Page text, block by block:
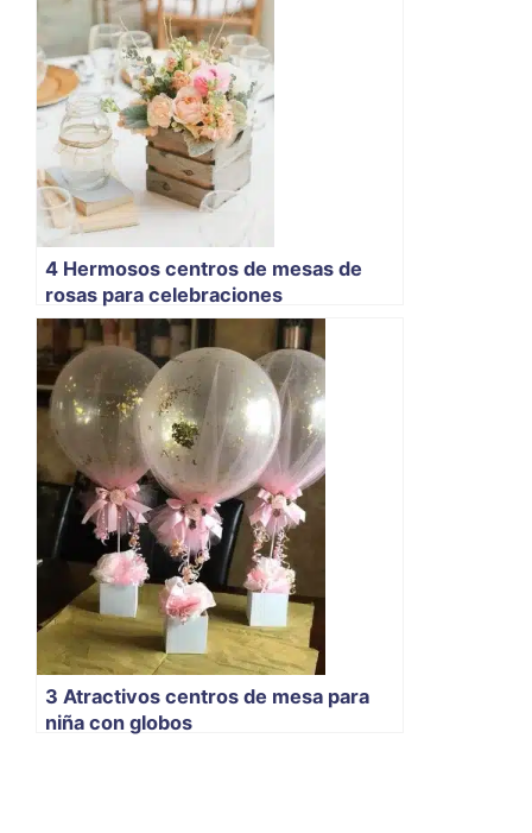
4 Hermosos centros de mesas de
rosas para celebraciones
3 Atractivos centros de mesa para
niña con globos